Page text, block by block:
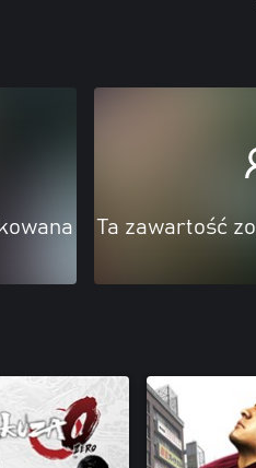
Ta zawartość